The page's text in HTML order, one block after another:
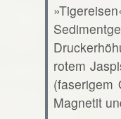
rotem
(faserigem
Magnetit